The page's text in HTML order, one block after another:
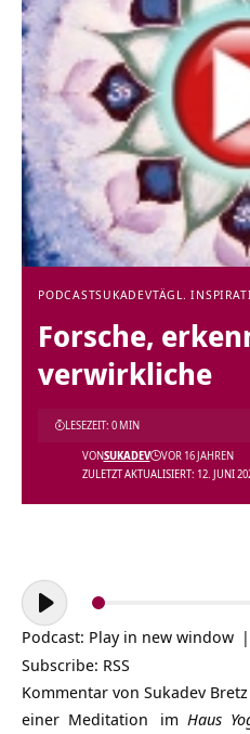
PODCASTSUKADEVTÄGL.
Forsche,
verwirkliche
ZULETZT AKTUALISIERT: 12. JUNI
VONSUKADEV VOR 16 JAHREN
LESEZEIT: 0 MIN
Audio-
Player
Podcast: Play in new window |
Subscribe: RSS
Kommentar von Sukadev Bretz
einer Meditation im Haus